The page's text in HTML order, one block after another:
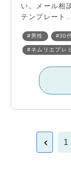
い。メール相
テンプレート
#男性 #30
#ネムリエプレ
1